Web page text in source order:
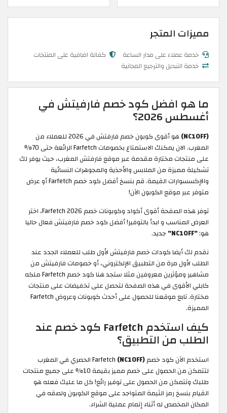
مميزات المتجر
خدمة عملاء على مدار الساعة
كفالة اضافية على المنتجات
خدمة التبديل والترجيع المجانية
ما هو افضل كود خصم فارفيتش في
أغسطس 2026؟
(NC10FF)
هو أقوى كوبون خصم فارفتش في 2026 للعملاء من
المغرب. الان يمكنك الاستمتاع بخصومات Farfetch الرائعة حتى 70%
على منتجات مختارة مقدمة عبر موقع فارفتش المغرب، حيث يوفر لك
تشكيلة مميزة من الملابس والأحذية والمجوهرات النسائية
والإكسسوارات القيمة. قم بنسخ أفضل كود خصم Farfetch أو عرض
متوفر عبر موقع الكوبون الآن!
توفر هذه الصفحة أقوى أكواد وكوبونات خصم Farfetch 2026، اختر
العرض المناسب و ابدأ بالتوفير! أفضل كود خصم فارفيتش فعال حاليا
هو:"NC10FF"
جديد.
نقدم لك أيضا كودات خصم فارفيتش لأول طلب للعملاء الجدد عند
الطلب لأول مرة من التطبيق الإلكتروني، أو خصومات فارفيتش من
مشاهير ومؤثرين معروفين مثلا ستجد هنا كود خصم Farfetch ملكه
كابلي الأقوى في هذه الصفحة لتحصل على تخفيضات على منتجات
مختارة. تابع موقعنا للحصول على أحدث كوبونات وعروض Farfetch
المميزة.
كيف استخدم Farfetch كود خصم عند
الطلب من التطبيق؟
استخدم الآن كود خصم Farfetch(NC10FF)
الحصري في المغرب
لتتمكن من الحصول على خصم مميز بقيمة 10% على جميع منتجات
طلبك وتتمكن من الحصول على توفير رائع! كل ما عليك فعله هو
القيام بنسخ رمز الثيمة المتواجد على موقع الكوبون ولصقه في
المكان المخصص له أثناء إتمام عملية الشراء.